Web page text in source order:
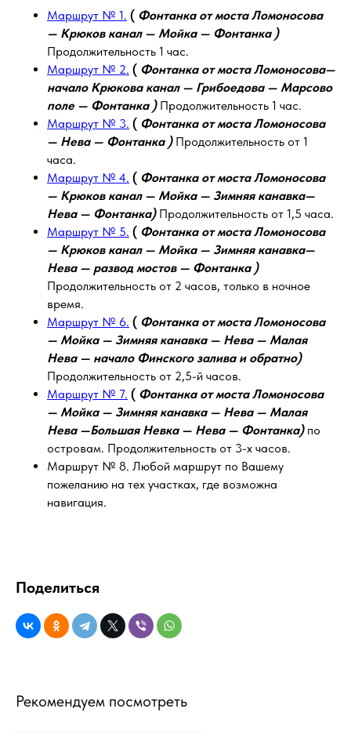
Маршрут № 1. ( Фонтанка от моста Ломоносова
— Крюков канал — Мойка — Фонтанка )
Продолжительность 1 час.
Маршрут № 2. ( Фонтанка от моста Ломоносова—
начало Крюкова канал — Грибоедова — Марсово
поле — Фонтанка ) Продолжительность 1 час.
Маршрут № 3. ( Фонтанка от моста Ломоносова
— Нева — Фонтанка ) Продолжительность от 1
часа.
Маршрут № 4. ( Фонтанка от моста Ломоносова
— Крюков канал — Мойка — Зимняя канавка—
Нева — Фонтанка) Продолжительность от 1,5 часа.
Маршрут № 5. ( Фонтанка от моста Ломоносова
— Крюков канал — Мойка — Зимняя канавка—
Нева — развод мостов — Фонтанка )
Продолжительность от 2 часов, только в ночное
время.
Маршрут № 6. ( Фонтанка от моста Ломоносова
— Мойка — Зимняя канавка — Нева — Малая
Нева — начало Финского залива и обратно)
Продолжительность от 2,5-й часов.
Маршрут № 7. ( Фонтанка от моста Ломоносова
— Мойка — Зимняя канавка — Нева — Малая
Нева —Большая Невка — Нева — Фонтанка) по
островам. Продолжительность от 3-х часов.
Маршрут № 8. Любой маршрут по Вашему
пожеланию на тех участках, где возможна
навигация.
Поделиться
Рекомендуем посмотреть